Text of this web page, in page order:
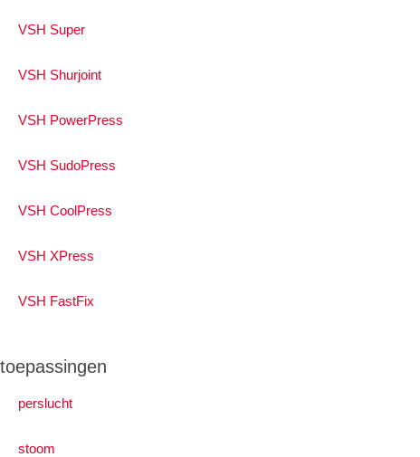
VSH Super
VSH Shurjoint
VSH PowerPress
VSH SudoPress
VSH CoolPress
VSH XPress
VSH FastFix
toepassingen
perslucht
stoom